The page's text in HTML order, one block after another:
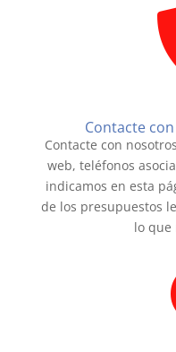
Contacte
Contacte con
web, teléfonos
indicamos en esta
de los presupuestos
lo que